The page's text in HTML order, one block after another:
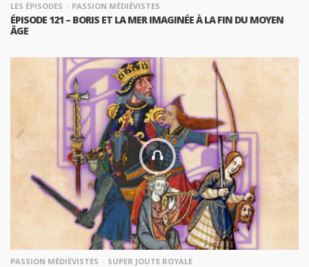
LES ÉPISODES PASSION MÉDIÉVISTES
ÉPISODE 121 – BORIS ET LA MER IMAGINÉE À LA FIN DU MOYEN
ÂGE
PASSION MÉDIÉVISTES SUPER JOUTE ROYALE